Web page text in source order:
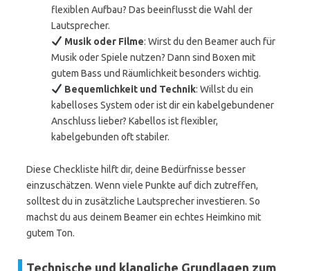
flexiblen Aufbau? Das beeinflusst die Wahl der
Lautsprecher.
Musik oder Filme: Wirst du den Beamer auch für
Musik oder Spiele nutzen? Dann sind Boxen mit
gutem Bass und Räumlichkeit besonders wichtig.
Bequemlichkeit und Technik: Willst du ein
kabelloses System oder ist dir ein kabelgebundener
Anschluss lieber? Kabellos ist flexibler,
kabelgebunden oft stabiler.
Diese Checkliste hilft dir, deine Bedürfnisse besser
einzuschätzen. Wenn viele Punkte auf dich zutreffen,
solltest du in zusätzliche Lautsprecher investieren. So
machst du aus deinem Beamer ein echtes Heimkino mit
gutem Ton.
Technische und klangliche Grundlagen zum